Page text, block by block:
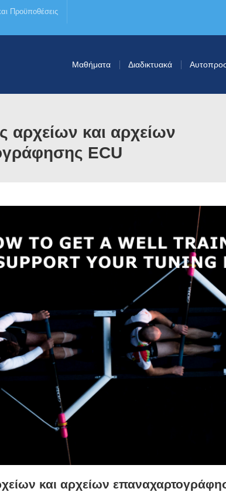
Προϋποθέσεις
Μαθήματα Διαδικτυακά
αρχείων και αρχείων
ECU
και αρχείων